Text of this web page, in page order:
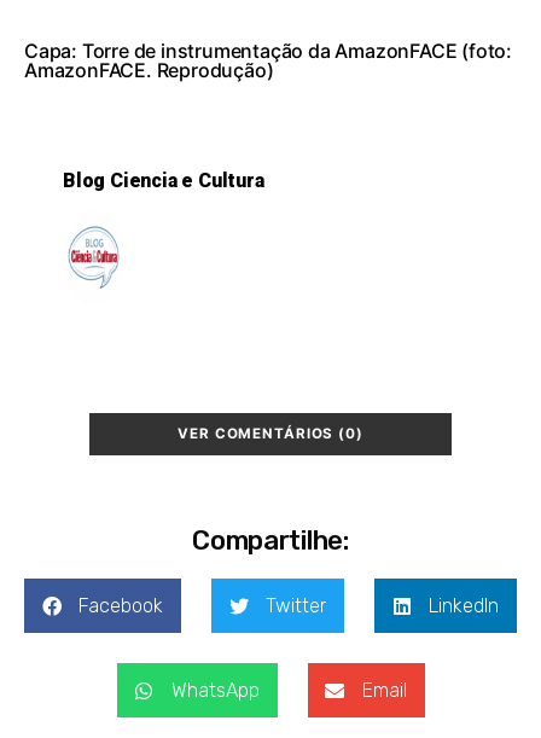
Capa: Torre de instrumentação da AmazonFACE (foto:
AmazonFACE. Reprodução)
Blog Ciencia e Cultura
VER COMENTÁRIOS (0)
Compartilhe:
Facebook Twitter LinkedIn
WhatsApp Email